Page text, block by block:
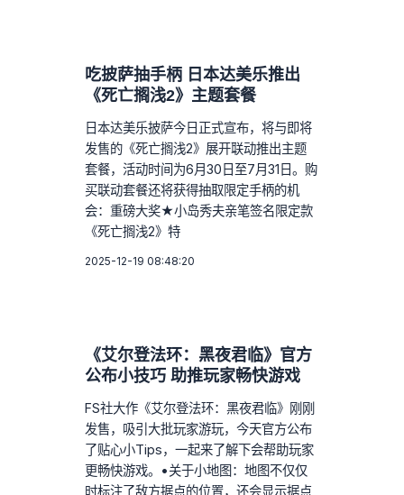
吃披萨抽手柄 日本达美乐推出
《死亡搁浅2》主题套餐
日本达美乐披萨今日正式宣布，将与即将
发售的《死亡搁浅2》展开联动推出主题
套餐，活动时间为6月30日至7月31日。购
买联动套餐还将获得抽取限定手柄的机
会：重磅大奖★小岛秀夫亲笔签名限定款
《死亡搁浅2》特
2025-12-19 08:48:20
《艾尔登法环：黑夜君临》官方
公布小技巧 助推玩家畅快游戏
FS社大作《艾尔登法环：黑夜君临》刚刚
发售，吸引大批玩家游玩，今天官方公布
了贴心小Tips，一起来了解下会帮助玩家
更畅快游戏。•关于小地图：地图不仅仅
时标注了敌方据点的位置，还会显示据点